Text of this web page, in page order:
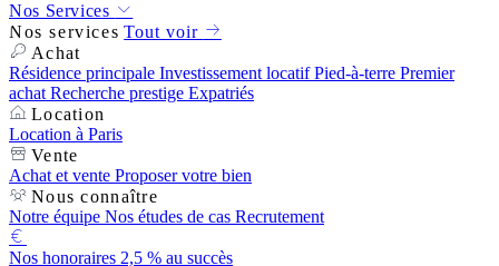
Nos Services
Nos services Tout voir
Achat
Résidence principale Investissement locatifPied-à-terre Premier
achat Recherche prestige Expatriés
Location
Location à Paris
Vente
Achat et vente Proposer votre bien
Nous connaître
Notre équipe Nos études de cas Recrutement
Nos honoraires 2,5 % au succès